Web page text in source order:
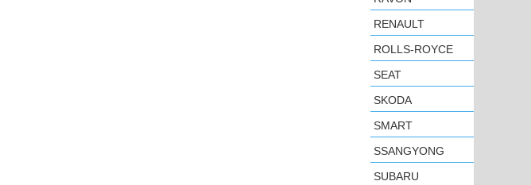
RENAULT
ROLLS-ROYCE
SEAT
SKODA
SMART
SSANGYONG
SUBARU